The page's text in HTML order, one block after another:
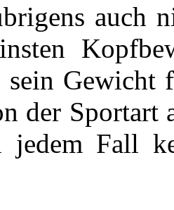
auch
Gewicht
der Sportart
Fall